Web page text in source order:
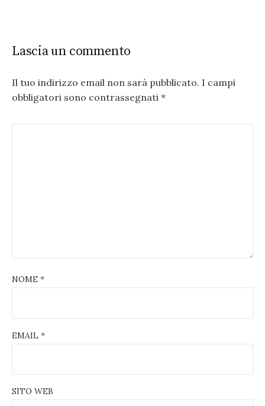
Lascia un commento
Il tuo indirizzo email non sarà pubblicato. I campi
obbligatori sono contrassegnati *
NOME *
EMAIL *
SITO WEB